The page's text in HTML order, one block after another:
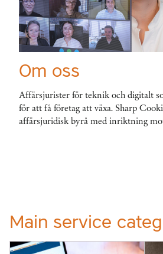
Om oss
Affärsjurister för teknik och digitalt
för att få företag att växa. Sharp
affärsjuridisk byrå med inriktning
Main service